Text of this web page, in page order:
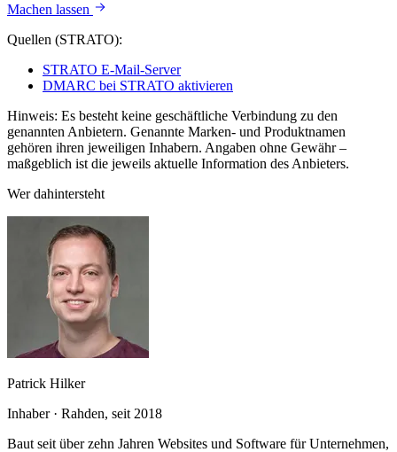
Machen lassen
Quellen (STRATO):
STRATO E-Mail-Server
DMARC bei STRATO aktivieren
Hinweis: Es besteht keine geschäftliche Verbindung zu den
genannten Anbietern. Genannte Marken- und Produktnamen
gehören ihren jeweiligen Inhabern. Angaben ohne Gewähr –
maßgeblich ist die jeweils aktuelle Information des Anbieters.
Wer dahintersteht
Patrick Hilker
Inhaber · Rahden, seit 2018
Baut seit über zehn Jahren Websites und Software für Unternehmen,